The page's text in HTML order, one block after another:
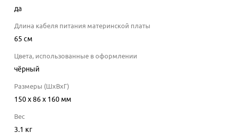
да
Длина кабеля питания материнской платы
65 см
Цвета, использованные в оформлении
чёрный
Размеры (ШхВхГ)
150 x 86 x 160 мм
Вес
3.1 кг